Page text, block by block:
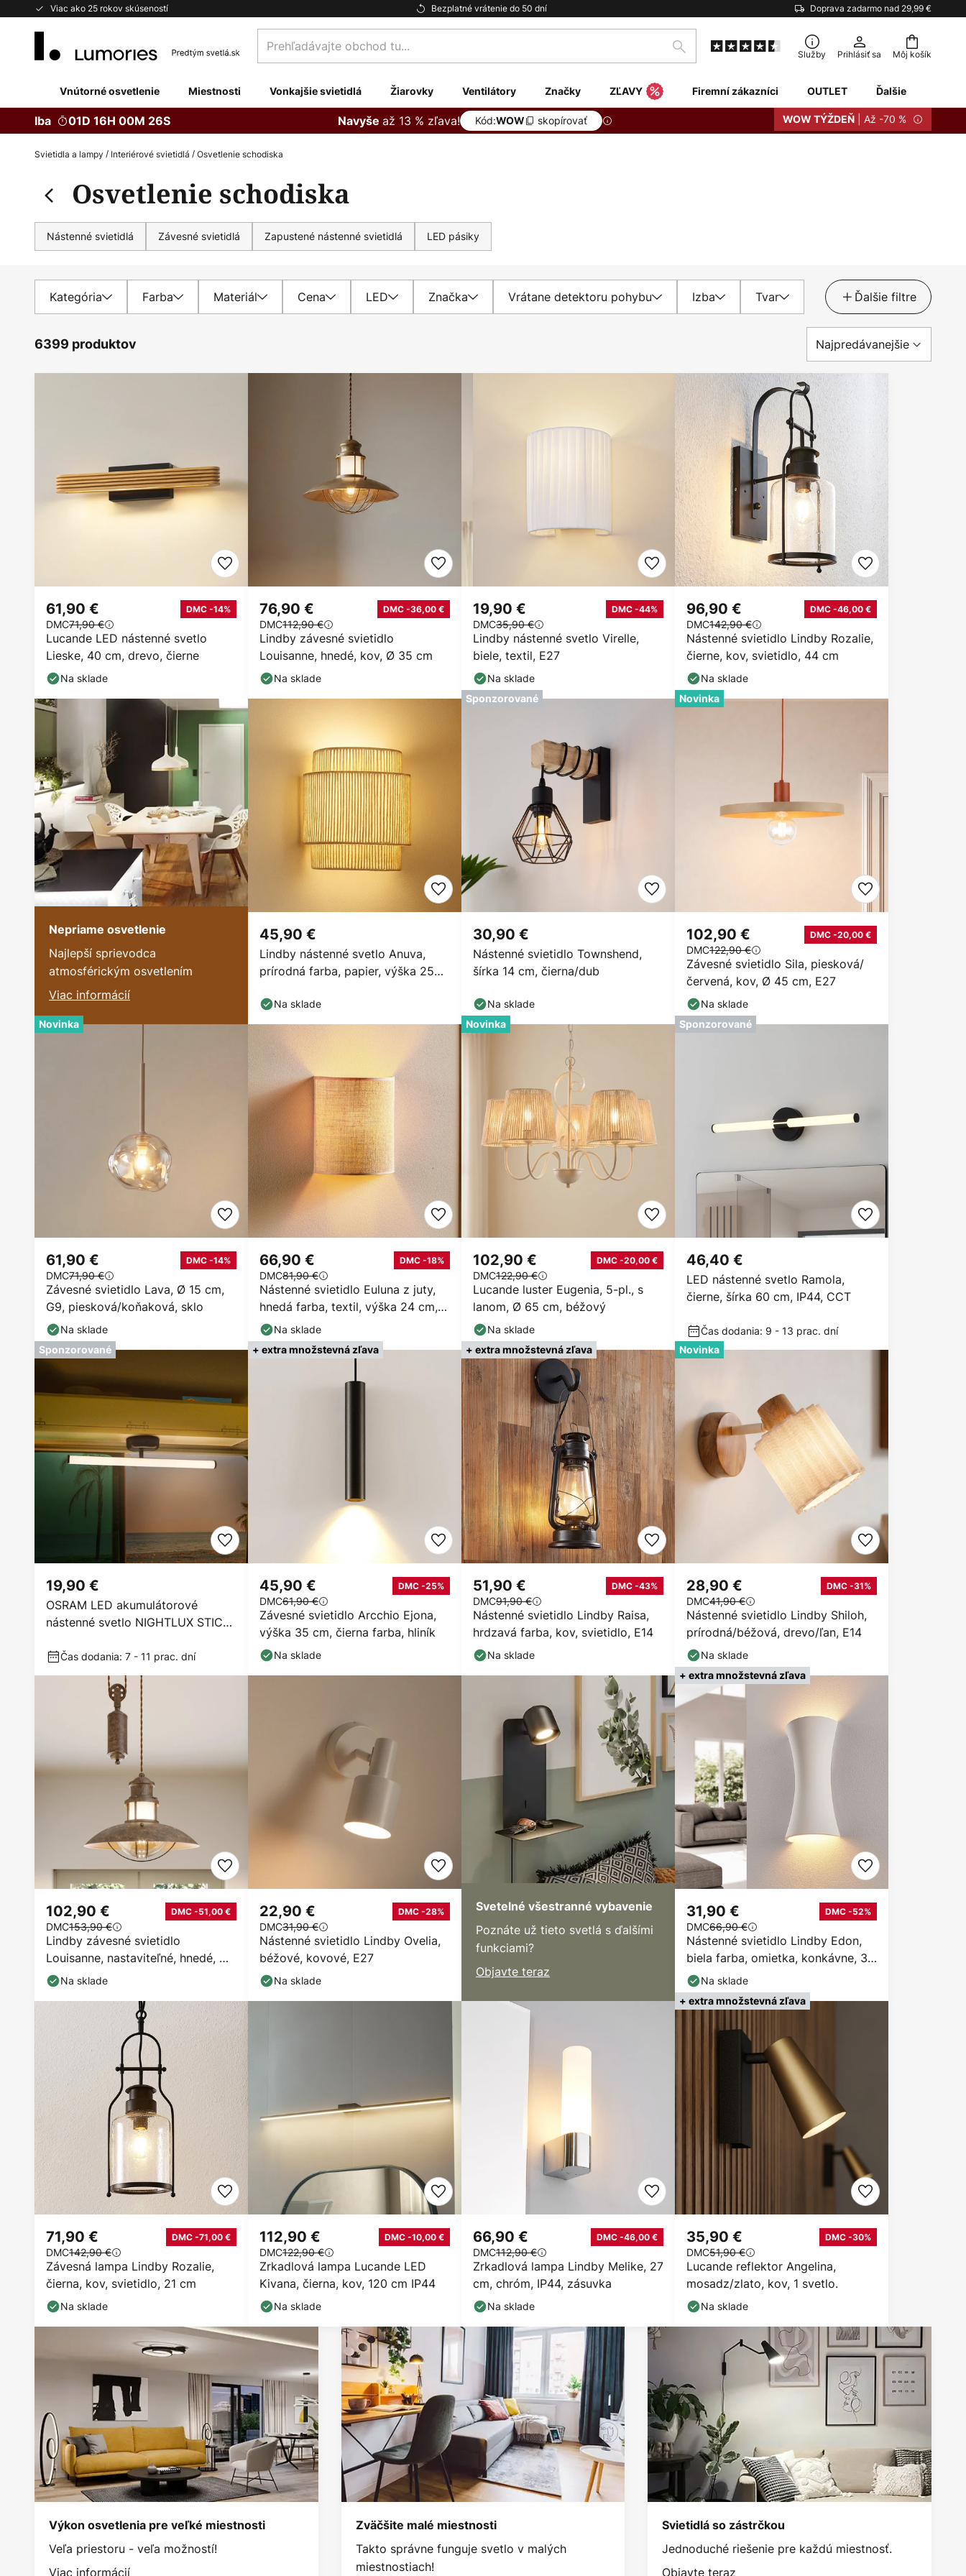
Viac ako 25 rokov skúseností Bezplatné vrátenie do 50 dní Doprava zadarmo nad 29,99 €
Skip
Môj košík
Prehľadávajte
obchod
Hľadať Služby Prihlásiť sa
Vnútorné osvetlenie Miestnosti Vonkajšie svietidlá Žiarovky Ventilátory Značky ZĽAVY Firemní zákazníci OUTLET Ďalšie
Iba 01D 16H 00M 25S Navyše až 13 % zľava! Kód:WOW skopírovať WOW TÝŽDEŇ | Až -70 %
Svietidla a lampy Interiérové svietidlá Osvetlenie schodiska
Osvetlenie schodiska
Nástenné svietidlá Závesné svietidlá Zapustené nástenné svietidlá LED pásiky
Kategória Farba Materiál Cena LED Značka Vrátane detektoru pohybu Izba Tvar Ďalšie filtre
6399 produktov
Lucande LED nástenné svetlo
Lieske, 40 cm, drevo, čierne
61,90 € DMC -14%
DMC71,90 €
Na sklade
Lindby závesné svietidlo
Louisanne, hnedé, kov, Ø 35 cm
76,90 € DMC -36,00 €
DMC112,90 €
Na sklade
Lindby nástenné svetlo Virelle,
biele, textil, E27
19,90 € DMC -44%
DMC35,90 €
Na sklade
Nástenné svietidlo Lindby Rozalie,
čierne, kov, svietidlo, 44 cm
96,90 € DMC -46,00 €
DMC142,90 €
Na sklade
Nepriame osvetlenie
Najlepší sprievodca
atmosférickým osvetlením
Viac informácií
Lindby nástenné svetlo Anuva,
prírodná farba, papier, výška 25
45,90 €
Na sklade
Sponzorované
Nástenné svietidlo Townshend,
šírka 14 cm, čierna/dub
30,90 €
Na sklade
Novinka
Závesné svietidlo Sila, piesková/
červená, kov, Ø 45 cm, E27
102,90 € DMC -20,00 €
DMC122,90 €
Na sklade
Novinka
Závesné svietidlo Lava, Ø 15 cm,
G9, piesková/koňaková, sklo
61,90 € DMC -14%
DMC71,90 €
Na sklade
Nástenné svietidlo Euluna z juty,
hnedá farba, textil, výška 24 cm,
E27
66,90 € DMC -18%
DMC81,90 €
Na sklade
Novinka
Lucande luster Eugenia, 5-pl., s
lanom, Ø 65 cm, béžový
102,90 € DMC -20,00 €
DMC122,90 €
Na sklade
Sponzorované
LED nástenné svetlo Ramola,
čierne, šírka 60 cm, IP44, CCT
46,40 €
Čas dodania: 9 - 13 prac. dní
Sponzorované
OSRAM LED akumulátorové
nástenné svetlo NIGHTLUX STICK,
19,90 €
Čas dodania: 7 - 11 prac. dní
+ extra množstevná zľava
Závesné svietidlo Arcchio Ejona,
výška 35 cm, čierna farba, hliník
45,90 € DMC -25%
DMC61,90 €
Na sklade
+ extra množstevná zľava
Nástenné svietidlo Lindby Raisa,
hrdzavá farba, kov, svietidlo, E14
51,90 € DMC -43%
DMC91,90 €
Na sklade
Novinka
Nástenné svietidlo Lindby Shiloh,
prírodná/béžová, drevo/ľan, E14
28,90 € DMC -31%
DMC41,90 €
Na sklade
Lindby závesné svietidlo
Louisanne, nastaviteľné, hnedé, Ø
35 cm
102,90 € DMC -51,00 €
DMC153,90 €
Na sklade
Nástenné svietidlo Lindby Ovelia,
béžové, kovové, E27
22,90 € DMC -28%
DMC31,90 €
Na sklade
Svetelné všestranné vybavenie
Poznáte už tieto svetlá s ďalšími
funkciami?
Objavte teraz
+ extra množstevná zľava
Nástenné svietidlo Lindby Edon,
biela farba, omietka, konkávne, 30
cm
31,90 € DMC -52%
DMC66,90 €
Na sklade
Závesná lampa Lindby Rozalie,
čierna, kov, svietidlo, 21 cm
71,90 € DMC -71,00 €
DMC142,90 €
Na sklade
Zrkadlová lampa Lucande LED
Kivana, čierna, kov, 120 cm IP44
112,90 € DMC -10,00 €
DMC122,90 €
Na sklade
Zrkadlová lampa Lindby Melike, 27
cm, chróm, IP44, zásuvka
66,90 € DMC -46,00 €
DMC112,90 €
Na sklade
+ extra množstevná zľava
Lucande reflektor Angelina,
mosadz/zlato, kov, 1 svetlo.
35,90 € DMC -30%
DMC51,90 €
Na sklade
Výkon osvetlenia pre veľké miestnosti
Veľa priestoru - veľa možností!
Viac informácií
Zväčšite malé miestnosti
Takto správne funguje svetlo v malých
miestnostiach!
Svietidlá so zástrčkou
Jednoduché riešenie pre každú miestnosť.
Objavte teraz